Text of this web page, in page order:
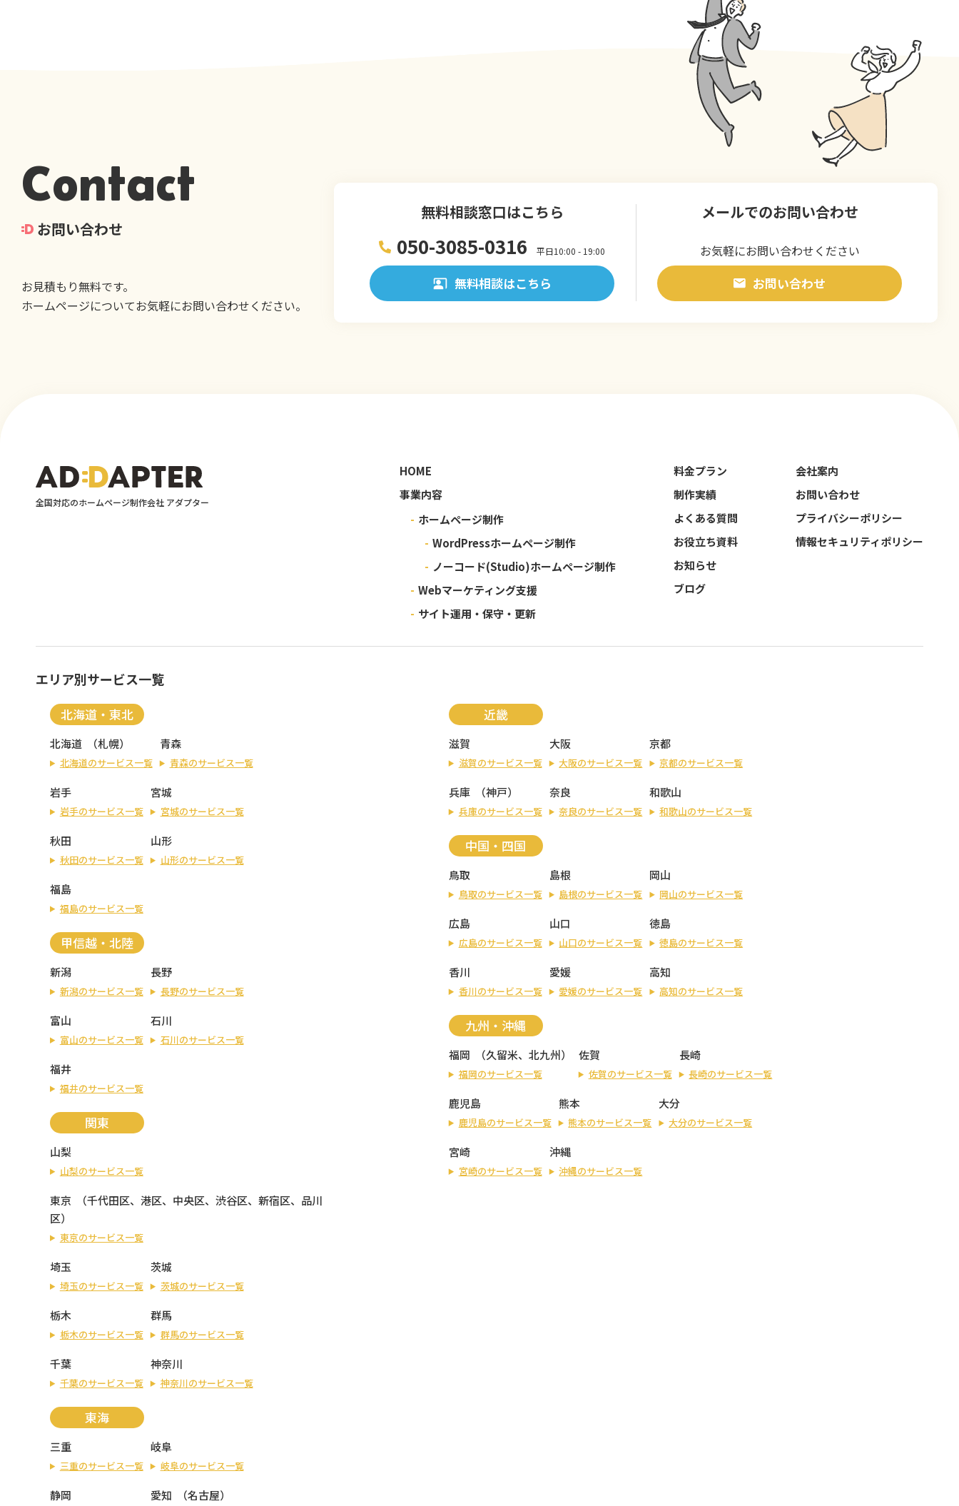
Contact
お問い合わせ
お見積もり無料です。
ホームページについてお気軽にお問い合わせください。
無料相談窓口はこちら
050-3085-0316 平日10:00 - 19:00
無料相談はこちら
メールでのお問い合わせ
お気軽にお問い合わせください
お問い合わせ
全国対応のホームページ制作会社 アダプター
HOME
事業内容
- ホームページ制作
- WordPressホームページ制作
- ノーコード(Studio)ホームページ制作
- Webマーケティング支援
- サイト運用・保守・更新
料金プラン
制作実績
よくある質問
お役立ち資料
お知らせ
ブログ
会社案内
お問い合わせ
プライバシーポリシー
情報セキュリティポリシー
エリア別サービス一覧
北海道・東北
北海道 （札幌）
北海道のサービス一覧
青森
青森のサービス一覧
岩手
岩手のサービス一覧
宮城
宮城のサービス一覧
秋田
秋田のサービス一覧
山形
山形のサービス一覧
福島
福島のサービス一覧
甲信越・北陸
新潟
新潟のサービス一覧
長野
長野のサービス一覧
富山
富山のサービス一覧
石川
石川のサービス一覧
福井
福井のサービス一覧
関東
山梨
山梨のサービス一覧
東京 （千代田区、 港区、 中央区、 渋谷区、 新宿区、 品川
区）
東京のサービス一覧
埼玉
埼玉のサービス一覧
茨城
茨城のサービス一覧
栃木
栃木のサービス一覧
群馬
群馬のサービス一覧
千葉
千葉のサービス一覧
神奈川
神奈川のサービス一覧
東海
三重
三重のサービス一覧
岐阜
岐阜のサービス一覧
静岡 愛知 （名古屋）
近畿
滋賀
滋賀のサービス一覧
大阪
大阪のサービス一覧
京都
京都のサービス一覧
兵庫 （神戸）
兵庫のサービス一覧
奈良
奈良のサービス一覧
和歌山
和歌山のサービス一覧
中国・四国
鳥取
鳥取のサービス一覧
島根
島根のサービス一覧
岡山
岡山のサービス一覧
広島
広島のサービス一覧
山口
山口のサービス一覧
徳島
徳島のサービス一覧
香川
香川のサービス一覧
愛媛
愛媛のサービス一覧
高知
高知のサービス一覧
九州・沖縄
福岡 （久留米、 北九州）
福岡のサービス一覧
佐賀
佐賀のサービス一覧
長崎
長崎のサービス一覧
鹿児島
鹿児島のサービス一覧
熊本
熊本のサービス一覧
大分
大分のサービス一覧
宮崎
宮崎のサービス一覧
沖縄
沖縄のサービス一覧